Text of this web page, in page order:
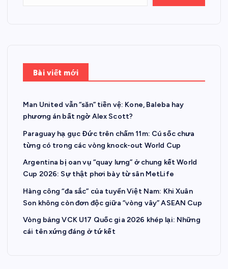
Bài viết mới
Man United vẫn “săn” tiền vệ: Kone, Baleba hay
phương án bất ngờ Alex Scott?
Paraguay hạ gục Đức trên chấm 11m: Cú sốc chưa
từng có trong các vòng knock-out World Cup
Argentina bị oan vụ “quay lưng” ở chung kết World
Cup 2026: Sự thật phơi bày từ sân MetLife
Hàng công “đa sắc” của tuyển Việt Nam: Khi Xuân
Son không còn đơn độc giữa “vòng vây” ASEAN Cup
Vòng bảng VCK U17 Quốc gia 2026 khép lại: Những
cái tên xứng đáng ở tứ kết